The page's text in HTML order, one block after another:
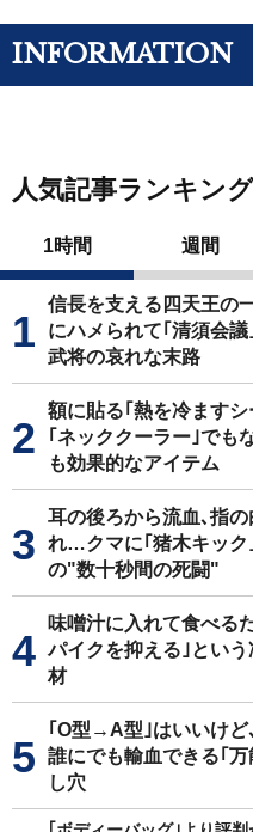
INFORMATION
人気記事ランキング
1時間 週間
信長を支える四天王の
にハメられて｢清須会
武将の哀れな末路
額に貼る｢熱を冷ます
｢ネッククーラー｣でも
も効果的なアイテム
耳の後ろから流血､指
れ…クマに｢猪木キック
の"数十秒間の死闘"
味噌汁に入れて食べる
パイクを抑える｣とい
材
｢O型→A型｣はいいけ
誰にでも輸血できる｢
し穴